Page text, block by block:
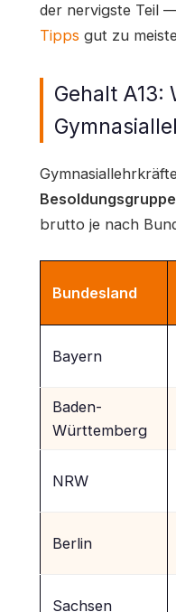
der nervigste Teil
Tipps gut zu
Gehalt A13:
Besoldungsgruppe
brutto je nach
Bundesland
Bayern
Baden-
Württemberg
NRW
Berlin
Sachsen